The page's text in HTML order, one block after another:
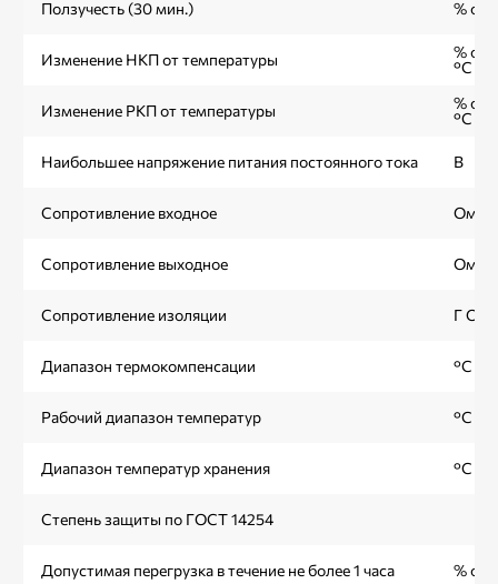
Ползучесть (30 мин.) % от
Изменение НКП от температуры
% от
°С
Изменение РКП от температуры
% от
°С
Наибольшее напряжение питания постоянного тока В
Сопротивление входное Ом
Сопротивление выходное Ом
Сопротивление изоляции Г Ом
Диапазон термокомпенсации °С
Рабочий диапазон температур °С
Диапазон температур хранения °С
Степень защиты по ГОСТ 14254
Допустимая перегрузка в течение не более 1 часа % от